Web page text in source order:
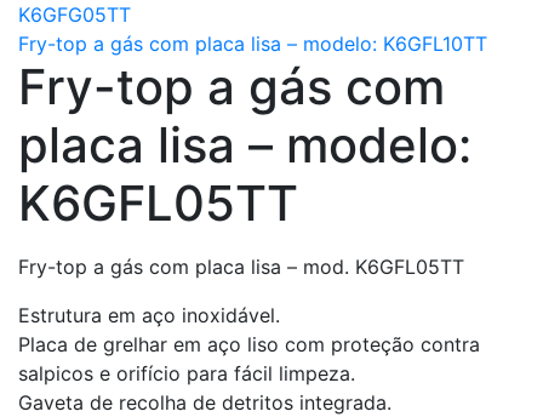
K6GFG05TT
Fry-top a gás com placa lisa – modelo: K6GFL10TT
Fry-top a gás com
placa lisa – modelo:
K6GFL05TT
Fry-top a gás com placa lisa – mod. K6GFL05TT
Estrutura em aço inoxidável.
Placa de grelhar em aço liso com proteção contra
salpicos e orifício para fácil limpeza.
Gaveta de recolha de detritos integrada.